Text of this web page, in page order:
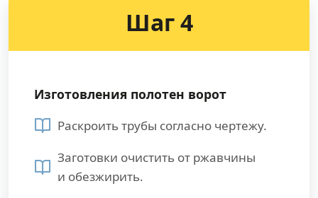
Шаг 4
Изготовления полотен ворот
Раскроить трубы согласно чертежу.
Заготовки очистить от ржавчины
и обезжирить.